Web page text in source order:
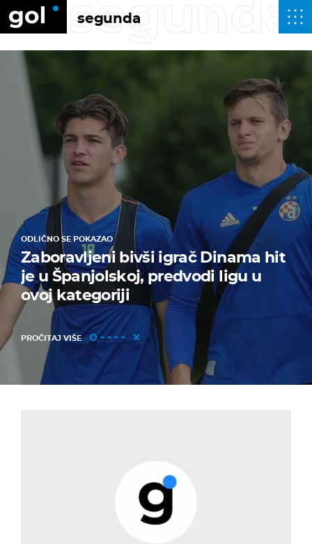
segunda
segunda
ODLIČNO SE POKAZAO
Zaboravljeni bivši igrač Dinama hit
je u Španjolskoj, predvodi ligu u
ovoj kategoriji
PROČITAJ VIŠE